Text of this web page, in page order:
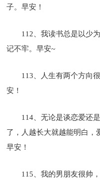
子。早安！
112、我读书总是以少
记不牢。早安~
113、人生有两个方向
安！
114、无论是谈恋爱还
了，人越长大就越能明白，
早安！
115、我的男朋友很帅